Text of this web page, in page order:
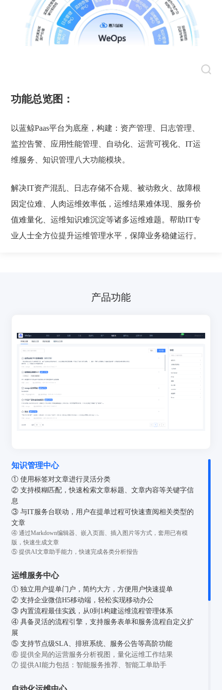
功能总览图：
以蓝鲸Paas平台为底座，构建： 资产管理、日志管理、
监控告警、应用性能管理、自动化、运营可视化、IT运
维服务、知识管理八大功能模块。
解决IT资产混乱、日志存储不合规、被动救火、故障根
因定位难、人肉运维效率低，运维结果难体现、服务价
值难量化、运维知识难沉淀等诸多运维难题。帮助IT专
业人士全方位提升运维管理水平，保障业务稳健运行。
产品功能
知识管理中心
① 使用标签对文章进行灵活分类
② 支持模糊匹配，快速检索文章标题、文章内容等关键字信
息
③ 与IT服务台联动，用户在提单过程可快速查阅相关类型的
文章
④ 通过Markdown编辑器、嵌入页面、插入图片等方式，套用已有模
版，快速生成文章
⑤ 提供AI文章助手能力，快速完成各类分析报告
运维服务中心
① 独立用户提单门户，简约大方，方便用户快速提单
② 支持企业微信H5移动端，轻松实现移动办公
③ 内置流程最佳实践，从0到1构建运维流程管理体系
④ 具备灵活的流程引擎，支持服务表单和服务流程自定义扩
展
⑤ 支持节点级SLA、排班系统、服务公告等高阶功能
⑥ 提供全局的运营服务分析视图，量化运维工作结果
⑦ 提供AI能力包括：智能服务推荐、智能工单助手